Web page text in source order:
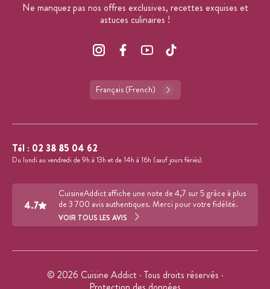
Ne manquez pas nos offres exclusives, recettes exquises et
astuces culinaires !
Français (French)
Tél : 02 38 85 04 62
Du lundi au vendredi de 9h à 13h et de 14h à 16h (sauf jours fériés).
4.7
CuisineAddict affiche une note de 4,7 sur 5 grâce à plus
de 3 700 avis authentiques. Merci pour votre fidélité.
VOIR TOUS LES AVIS
© 2026 Cuisine Addict · Tous droits réservés ·